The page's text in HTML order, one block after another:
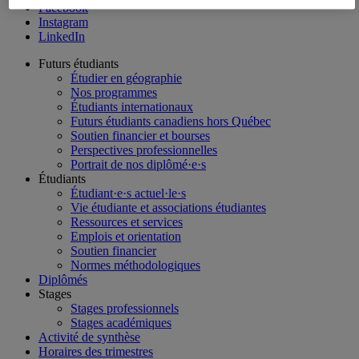
Facebook
Instagram
LinkedIn
Futurs étudiants
Étudier en géographie
Nos programmes
Étudiants internationaux
Futurs étudiants canadiens hors Québec
Soutien financier et bourses
Perspectives professionnelles
Portrait de nos diplômé·e·s
Étudiants
Étudiant·e·s actuel·le·s
Vie étudiante et associations étudiantes
Ressources et services
Emplois et orientation
Soutien financier
Normes méthodologiques
Diplômés
Stages
Stages professionnels
Stages académiques
Activité de synthèse
Horaires des trimestres